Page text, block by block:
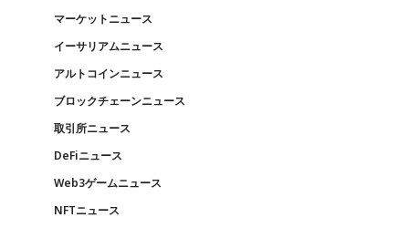
マーケットニュース
イーサリアムニュース
アルトコインニュース
ブロックチェーンニュース
取引所ニュース
DeFiニュース
Web3ゲームニュース
NFTニュース